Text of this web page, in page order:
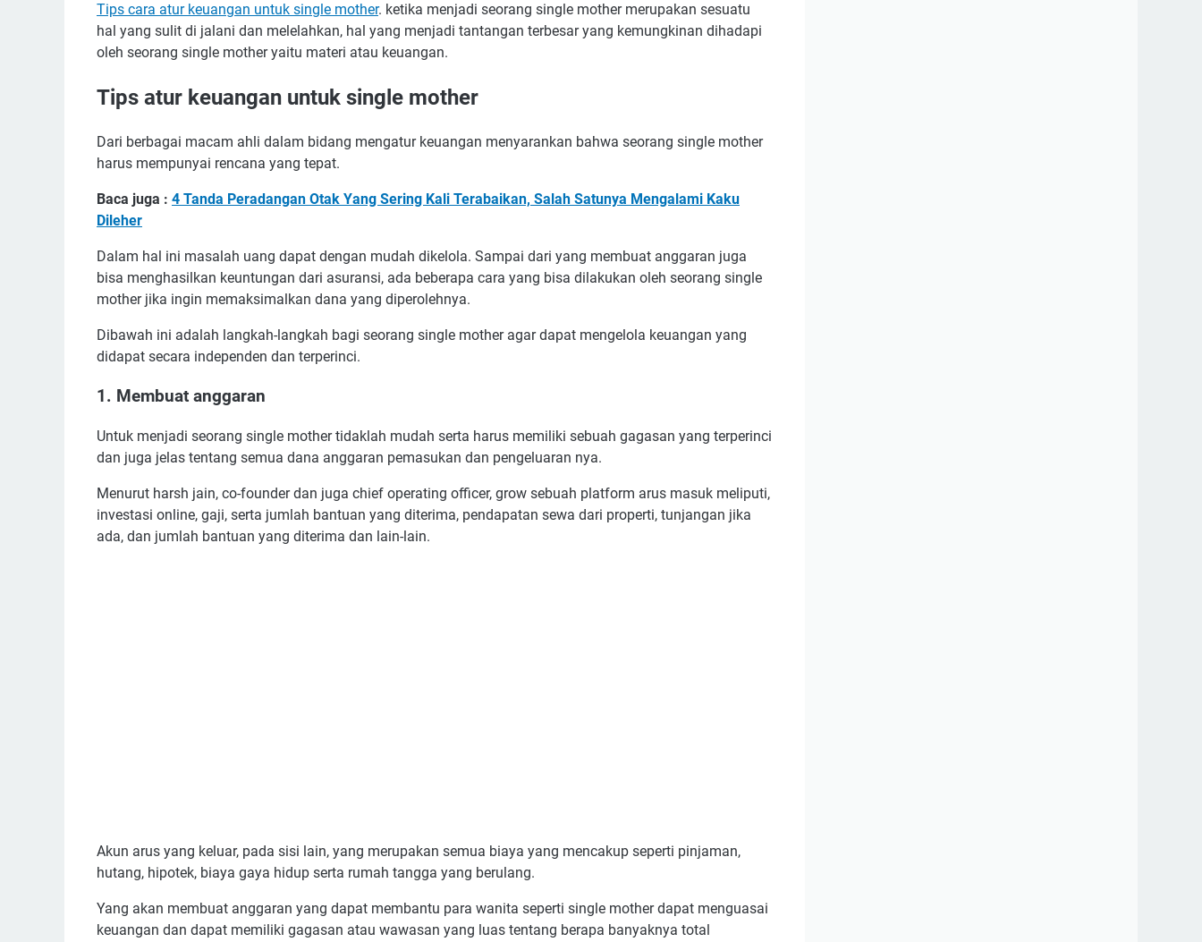
1. Membuat anggaran
2. Asuransi untuk sang buah hati (anak)
4. Masa depan yang aman
Tips cara atur keuangan untuk single mother. ketika menjadi seorang single mother merupakan sesuatu
hal yang sulit di jalani dan melelahkan, hal yang menjadi tantangan terbesar yang kemungkinan dihadapi
oleh seorang single mother yaitu materi atau keuangan.
Tips atur keuangan untuk single mother
Dari berbagai macam ahli dalam bidang mengatur keuangan menyarankan bahwa seorang single mother
harus mempunyai rencana yang tepat.
Baca juga : 4 Tanda Peradangan Otak Yang Sering Kali Terabaikan, Salah Satunya Mengalami Kaku
Dileher
Dalam hal ini masalah uang dapat dengan mudah dikelola. Sampai dari yang membuat anggaran juga
bisa menghasilkan keuntungan dari asuransi, ada beberapa cara yang bisa dilakukan oleh seorang single
mother jika ingin memaksimalkan dana yang diperolehnya.
Dibawah ini adalah langkah-langkah bagi seorang single mother agar dapat mengelola keuangan yang
didapat secara independen dan terperinci.
1. Membuat anggaran
Untuk menjadi seorang single mother tidaklah mudah serta harus memiliki sebuah gagasan yang terperinci
dan juga jelas tentang semua dana anggaran pemasukan dan pengeluaran nya.
Menurut harsh jain, co-founder dan juga chief operating officer, grow sebuah platform arus masuk meliputi,
investasi online, gaji, serta jumlah bantuan yang diterima, pendapatan sewa dari properti, tunjangan jika
ada, dan jumlah bantuan yang diterima dan lain-lain.
Akun arus yang keluar, pada sisi lain, yang merupakan semua biaya yang mencakup seperti pinjaman,
hutang, hipotek, biaya gaya hidup serta rumah tangga yang berulang.
Yang akan membuat anggaran yang dapat membantu para wanita seperti single mother dapat menguasai
keuangan dan dapat memiliki gagasan atau wawasan yang luas tentang berapa banyaknya total